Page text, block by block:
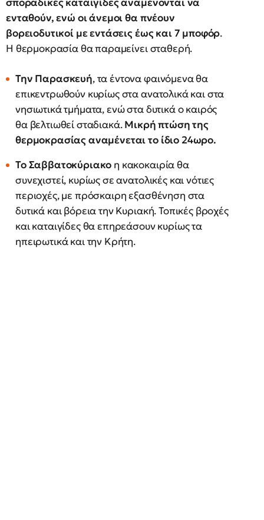
ενταθούν, ενώ οι άνεμοι θα πνέουν
βορειοδυτικοί με εντάσεις έως και 7 μποφόρ.
Η θερμοκρασία θα παραμείνει σταθερή.
Την Παρασκευή, τα έντονα φαινόμενα θα
επικεντρωθούν κυρίως στα ανατολικά και στα
νησιωτικά τμήματα, ενώ στα δυτικά ο καιρός
θα βελτιωθεί σταδιακά.Μικρή πτώση της
θερμοκρασίας αναμένεται το ίδιο 24ωρο.
Το Σαββατοκύριακο η κακοκαιρία θα
συνεχιστεί, κυρίως σε ανατολικές και νότιες
περιοχές, με πρόσκαιρη εξασθένηση στα
δυτικά και βόρεια την Κυριακή. Τοπικές βροχές
και καταιγίδες θα επηρεάσουν κυρίως τα
ηπειρωτικά και την Κρήτη.